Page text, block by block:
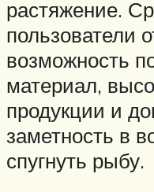
растяжение.
пользователи
возможность
материал,
продукции и
заметность в
спугнуть рыбу.